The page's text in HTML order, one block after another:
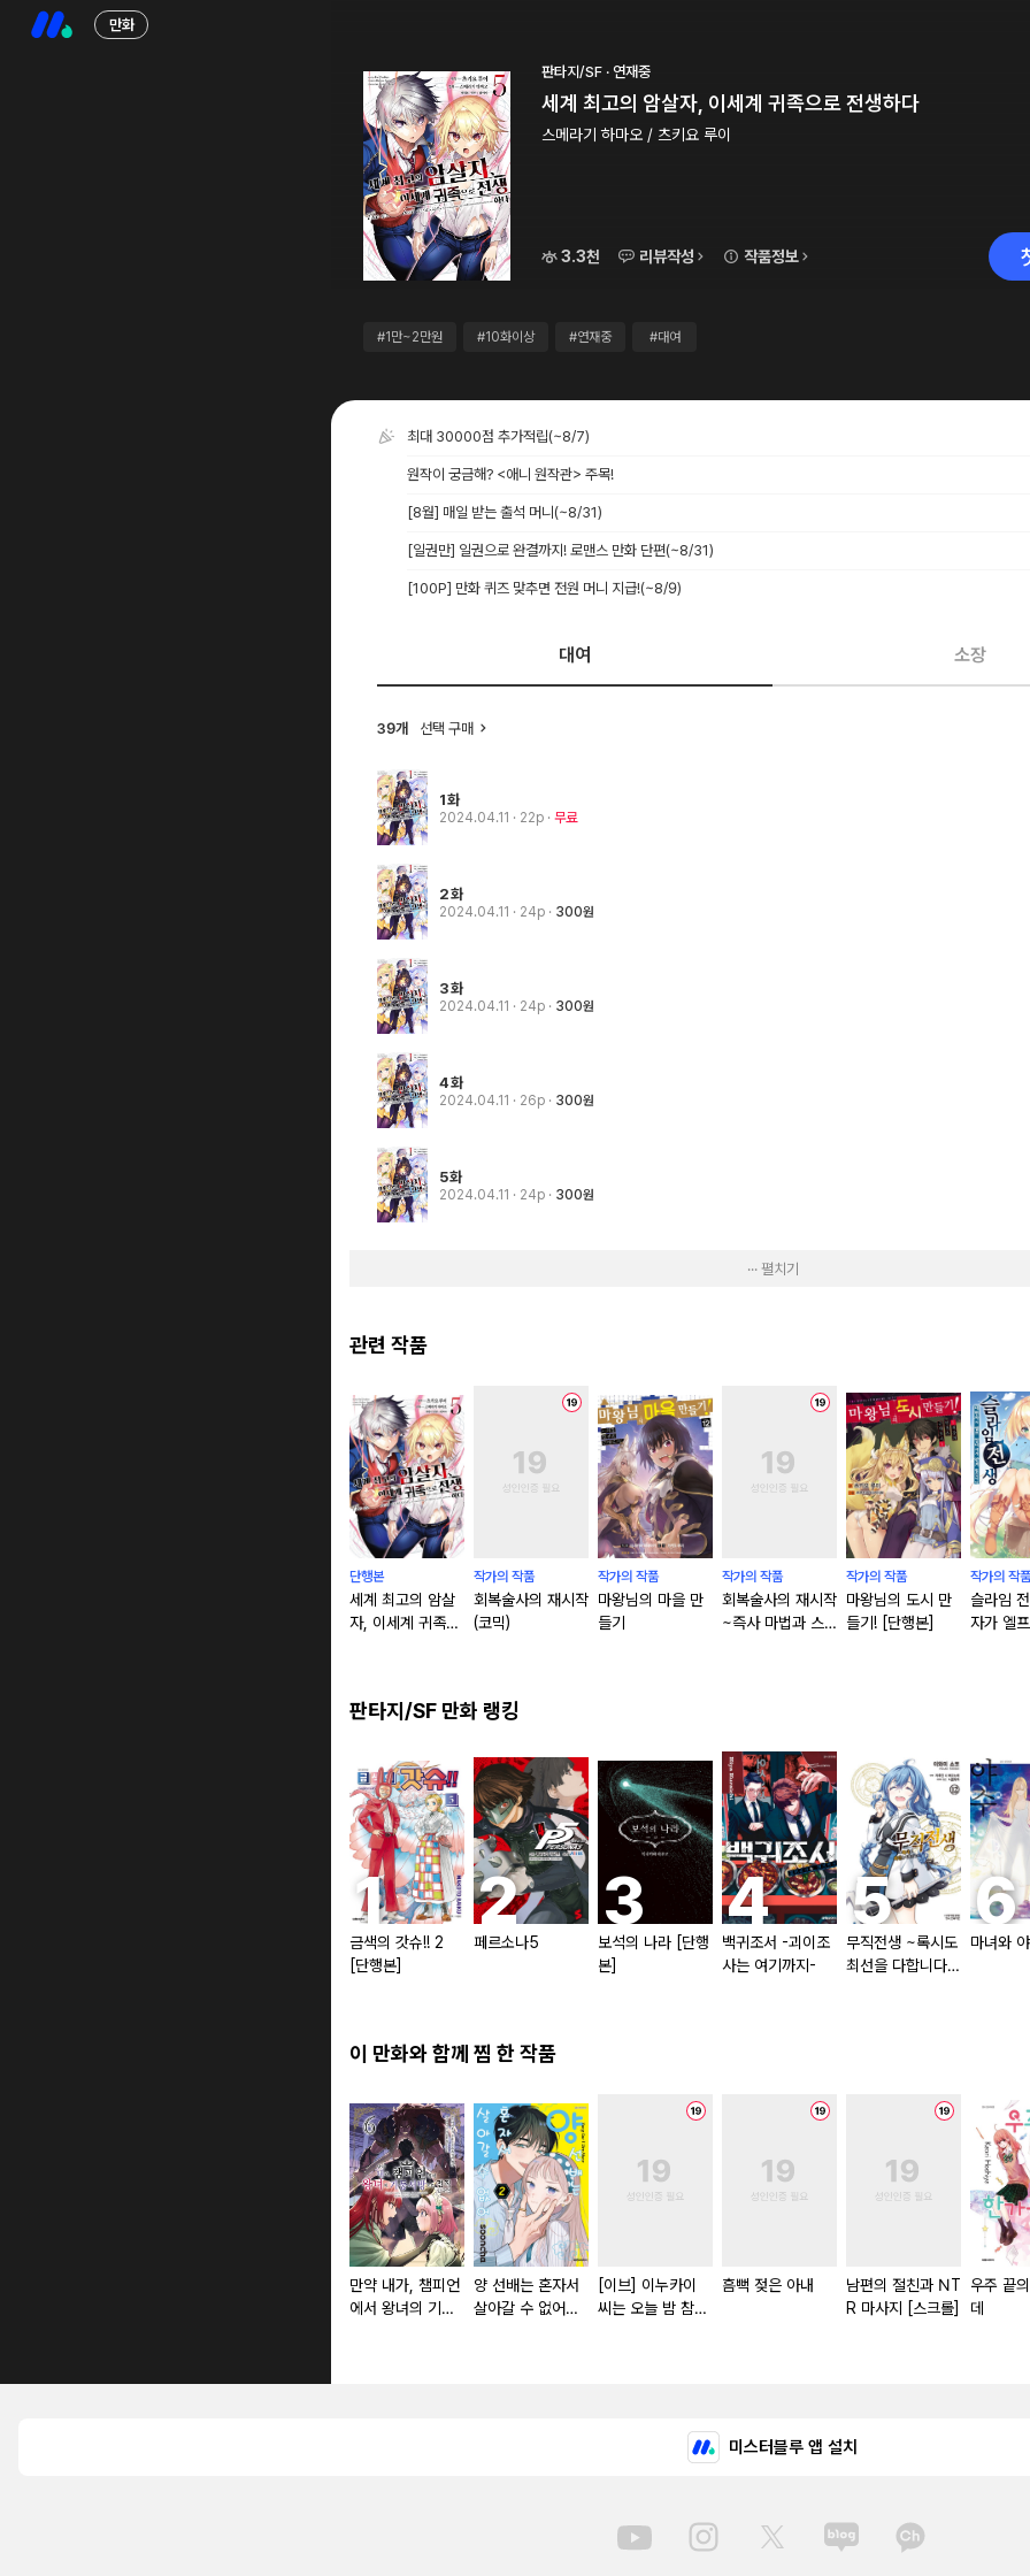
만화
판타지/SF · 연재중
세계 최고의 암살자, 이세계 귀족으로 전생하다
스메라기 하마오 / 츠키요 루이
3.3천 리뷰작성 작품정보
#1만~2만원 #10화이상 #연재중 #대여
최대 30000점 추가적립(~8/7)
원작이 궁금해? <애니 원작관> 주목!
[8월] 매일 받는 출석 머니 (~8/31)
[일권만] 일권으로 완결까지! 로맨스 만화 단편(~8/31)
[100P] 만화 퀴즈 맞추면 전원 머니 지급!(~8/9)
대여 소장
39개 선택 구매
1화
2024.04.11 · 22p 무료
2화
2024.04.11 · 24p 300원
3화
2024.04.11 · 24p 300원
4화
2024.04.11 · 26p 300원
5화
2024.04.11 · 24p 300원
··· 펼치기
관련 작품
단행본
세계 최고의 암살
자, 이세계 귀족으
작가의 작품
회복술사의 재시작
(코믹)
작가의 작품
마왕님의 마을 만
들기
작가의 작품
회복술사의 재시작
~즉사 마법과 스
작가의 작품
마왕님의 도시 만
들기! [단행본]
작가의 작품
슬라임
자가 엘
판타지/SF 만화 랭킹
금색의 갓슈!! 2
[단행본]
페르소나5
보석의 나라 [단행
본]
백귀조서 -괴이조
사는 여기까지-
무직전생 ~록시도
최선을 다합니다~
마녀와
이 만화와 함께 찜 한 작품
만약 내가, 챔피언
에서 왕녀의 기둥
양 선배는 혼자서
살아갈 수 없어
[이브] 이누카이
씨는 오늘 밤 참지
흠뻑 젖은 아내
남편의 절친과 NT
R 마사지 [스크롤]
우주 끝
데
미스터블루 앱 설치